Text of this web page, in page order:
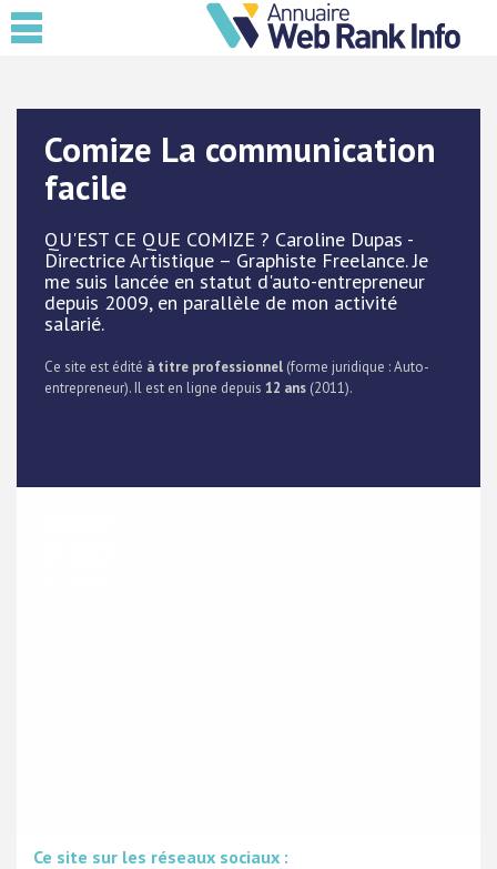
Comize La communication
facile
QU'EST CE QUE COMIZE ? Caroline Dupas -
Directrice Artistique – Graphiste Freelance. Je
me suis lancée en statut d'auto-entrepreneur
depuis 2009, en parallèle de mon activité
salarié.
Ce site est édité à titre professionnel (forme juridique : Auto-
entrepreneur). Il est en ligne depuis 12 ans (2011).
Ce site sur les réseaux sociaux :